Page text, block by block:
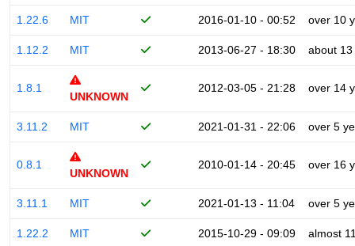
1.22.6 MIT 2016-01-10 - 00:52 over 10
1.12.2 MIT 2013-06-27 - 18:30 about
1.8.1
UNKNOWN
2012-03-05 - 21:28 over 14
3.11.2 MIT 2021-01-31 - 22:06 over 5
0.8.1
UNKNOWN
2010-01-14 - 20:45 over 16
3.11.1 MIT 2021-01-13 - 11:04 over 5
1.22.2 MIT 2015-10-29 - 09:09 almost